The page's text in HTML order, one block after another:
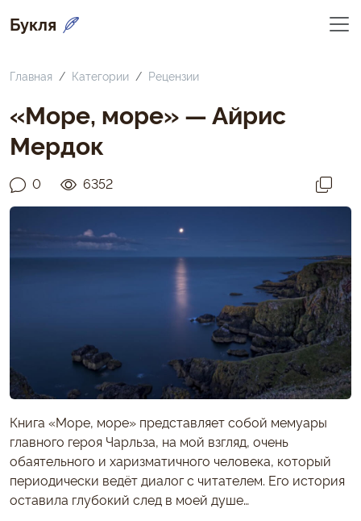
Букля
Главная Категории Рецензии
«Море, море» — Айрис
Мердок
0 6352
Книга «Море, море» представляет собой мемуары
главного героя Чарльза, на мой взгляд, очень
обаятельного и харизматичного человека, который
периодически ведёт диалог с читателем. Его история
оставила глубокий след в моей душе…